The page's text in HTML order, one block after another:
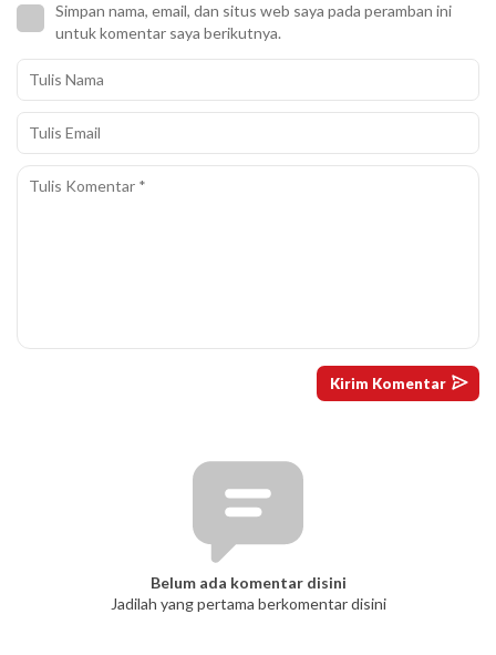
Simpan nama, email, dan situs web saya pada peramban ini
untuk komentar saya berikutnya.
Belum ada komentar disini
Jadilah yang pertama berkomentar disini